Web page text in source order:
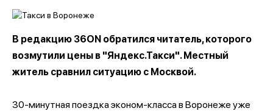
В редакцию 36ON обратился читатель, которого
возмутили цены в "Яндекс.Такси". Местный
житель сравнил ситуацию с Москвой.
30-минутная поездка эконом‑класса в Воронеже уже